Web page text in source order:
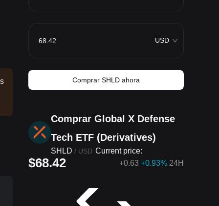
USD
Comprar SHLD ahora
Comprar Global X Defense
Tech ETF (Derivatives)
SHLD / USD Current price:
$68.42 +0.63 +0.93% 24H